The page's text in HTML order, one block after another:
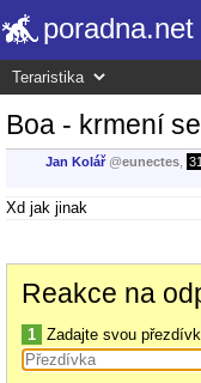
poradna.net
Boa - krmení
Jan Kolář @eunectes
Xd jak jinak
Reakce na
1 Zadajte svou